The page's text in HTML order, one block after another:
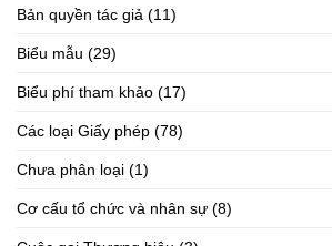
Bản quyền tác giả (11)
Biểu mẫu (29)
Biểu phí tham khảo (17)
Các loại Giấy phép (78)
Chưa phân loại (1)
Cơ cấu tổ chức và nhân sự (8)